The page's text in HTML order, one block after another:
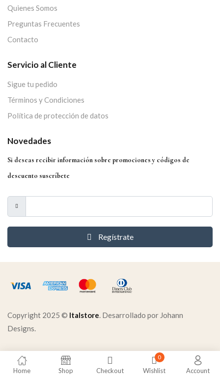
Home Shop Checkout
0
Wishlist Account
Quienes Somos
Preguntas Frecuentes
Contacto
Servicio al Cliente
Sigue tu pedido
Términos y Condiciones
Política de protección de datos
Novedades
Si deseas recibir información sobre promociones y códigos de
descuento suscríbete
Regístrate
Copyright 2025 © Italstore . Desarrollado por Johann
Designs.